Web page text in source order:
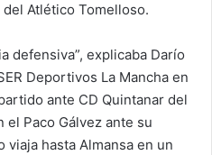
Atlético Tomelloso.
defensiva”, explicaba Darío
Deportivos La Mancha en
ante CD Quintanar del
el Paco Gálvez ante su
hasta Almansa en un